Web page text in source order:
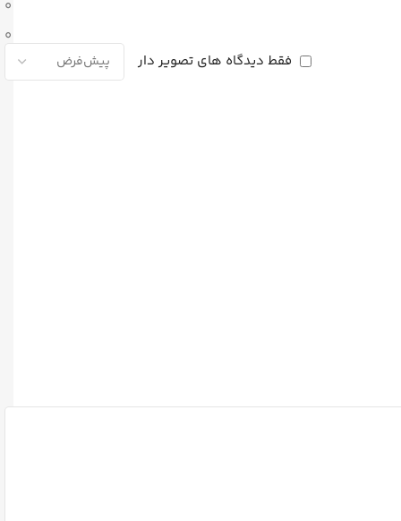
0
0
فقط دیدگاه های تصویر دار